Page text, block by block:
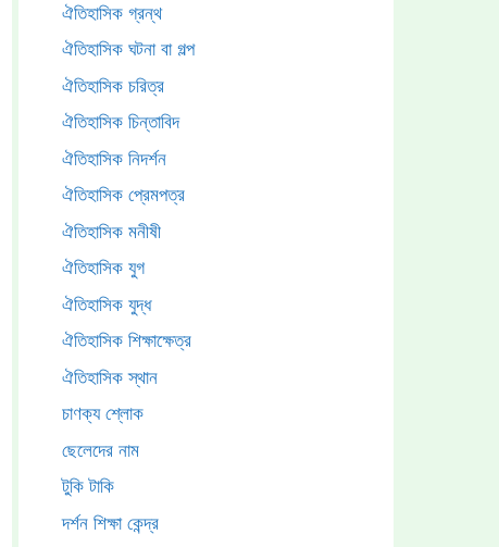
ঐতিহাসিক গ্রন্থ
ঐতিহাসিক ঘটনা বা গল্প
ঐতিহাসিক চরিত্র
ঐতিহাসিক চিন্তাবিদ
ঐতিহাসিক নিদর্শন
ঐতিহাসিক প্রেমপত্র
ঐতিহাসিক মনীষী
ঐতিহাসিক যুগ
ঐতিহাসিক যুদ্ধ
ঐতিহাসিক শিক্ষাক্ষেত্র
ঐতিহাসিক স্থান
চাণক্য শ্লোক
ছেলেদের নাম
টুকি টাকি
দর্শন শিক্ষা কেন্দ্র